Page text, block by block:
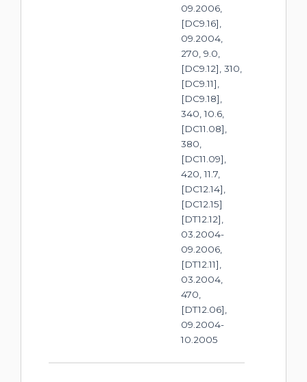
09.2006,
[DC9.16],
09.2004,
270, 9.0,
[DC9.12], 310,
[DC9.11],
[DC9.18],
340, 10.6,
[DC11.08],
380,
[DC11.09],
420, 11.7,
[DC12.14],
[DC12.15]
[DT12.12],
03.2004-
09.2006,
[DT12.11],
03.2004,
470,
[DT12.06],
09.2004-
10.2005